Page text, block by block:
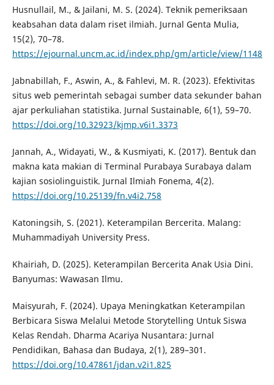
Husnullail, M., & Jailani, M. S. (2024). Teknik pemeriksaan
keabsahan data dalam riset ilmiah. Jurnal Genta Mulia,
15(2), 70–78.
https://ejournal.uncm.ac.id/index.php/gm/article/view/1148
Jabnabillah, F., Aswin, A., & Fahlevi, M. R. (2023). Efektivitas
situs web pemerintah sebagai sumber data sekunder bahan
ajar perkuliahan statistika. Jurnal Sustainable, 6(1), 59–70.
https://doi.org/10.32923/kjmp.v6i1.3373
Jannah, A., Widayati, W., & Kusmiyati, K. (2017). Bentuk dan
makna kata makian di Terminal Purabaya Surabaya dalam
kajian sosiolinguistik. Jurnal Ilmiah Fonema, 4(2).
https://doi.org/10.25139/fn.v4i2.758
Katoningsih, S. (2021). Keterampilan Bercerita. Malang:
Muhammadiyah University Press.
Khairiah, D. (2025). Keterampilan Bercerita Anak Usia Dini.
Banyumas: Wawasan Ilmu.
Maisyurah, F. (2024). Upaya Meningkatkan Keterampilan
Berbicara Siswa Melalui Metode Storytelling Untuk Siswa
Kelas Rendah. Dharma Acariya Nusantara: Jurnal
Pendidikan, Bahasa dan Budaya, 2(1), 289–301.
https://doi.org/10.47861/jdan.v2i1.825